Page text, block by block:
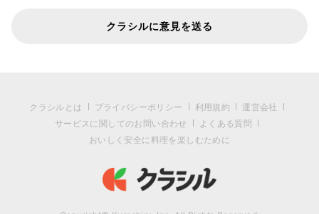
クラシルに意見を送る
クラシルとは プライバシーポリシー 利用規約
運営会社
サービスに関してのお問い合わせ
よくある質問
おいしく安全に料理を楽しむために